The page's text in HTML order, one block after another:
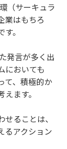
（サーキュラ
業はもちろ
。
発言が多く出
においても
て、積極的か
ます。
ることは、
るアクション